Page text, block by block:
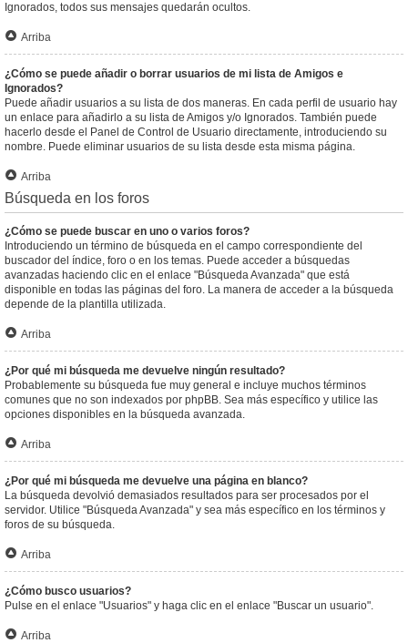
Ignorados, todos sus mensajes quedarán ocultos.
Arriba
¿Cómo se puede añadir o borrar usuarios de mi lista de Amigos e
Ignorados?
Puede añadir usuarios a su lista de dos maneras. En cada perfil de usuario hay
un enlace para añadirlo a su lista de Amigos y/o Ignorados. También puede
hacerlo desde el Panel de Control de Usuario directamente, introduciendo su
nombre. Puede eliminar usuarios de su lista desde esta misma página.
Arriba
Búsqueda en los foros
¿Cómo se puede buscar en uno o varios foros?
Introduciendo un término de búsqueda en el campo correspondiente del
buscador del índice, foro o en los temas. Puede acceder a búsquedas
avanzadas haciendo clic en el enlace "Búsqueda Avanzada" que está
disponible en todas las páginas del foro. La manera de acceder a la búsqueda
depende de la plantilla utilizada.
Arriba
¿Por qué mi búsqueda me devuelve ningún resultado?
Probablemente su búsqueda fue muy general e incluye muchos términos
comunes que no son indexados por phpBB. Sea más específico y utilice las
opciones disponibles en la búsqueda avanzada.
Arriba
¿Por qué mi búsqueda me devuelve una página en blanco?
La búsqueda devolvió demasiados resultados para ser procesados por el
servidor. Utilice "Búsqueda Avanzada" y sea más específico en los términos y
foros de su búsqueda.
Arriba
¿Cómo busco usuarios?
Pulse en el enlace "Usuarios" y haga clic en el enlace "Buscar un usuario".
Arriba